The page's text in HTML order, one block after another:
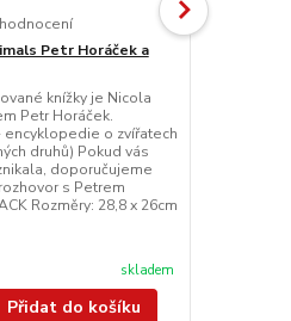
Petr Horáček a
knížky je Nicola
Petr Horáček.
encyklopedie o zvířatech
druhů) Pokud vás
doporučujeme
s Petrem
Rozměry: 28,8 x 26cm
skladem
Přidat do košíku
Eric Carle's